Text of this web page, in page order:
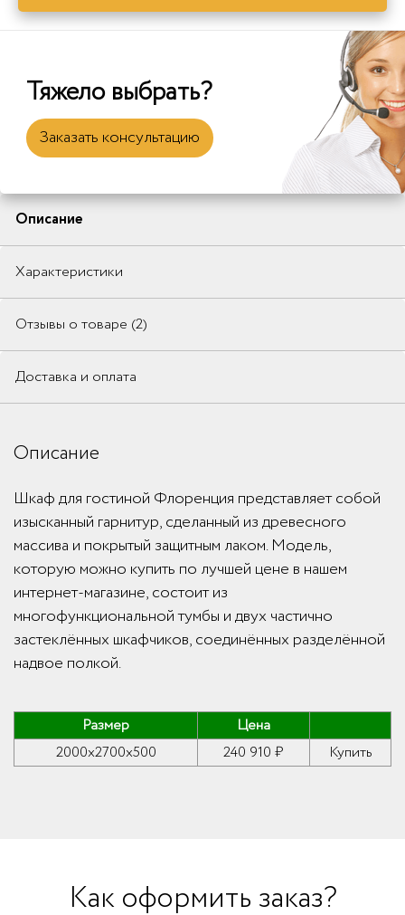
Тяжело выбрать?
Заказать консультацию
Описание
Характеристики
Отзывы о товаре (2)
Доставка и оплата
Описание
Шкаф для гостиной Флоренция представляет собой
изысканный гарнитур, сделанный из древесного
массива и покрытый защитным лаком. Модель,
которую можно купить по лучшей цене в нашем
интернет-магазине, состоит из
многофункциональной тумбы и двух частично
застеклённых шкафчиков, соединённых разделённой
надвое полкой.
Размер
Цена
2000x2700x500
240 910 ₽ Купить
Как оформить заказ?